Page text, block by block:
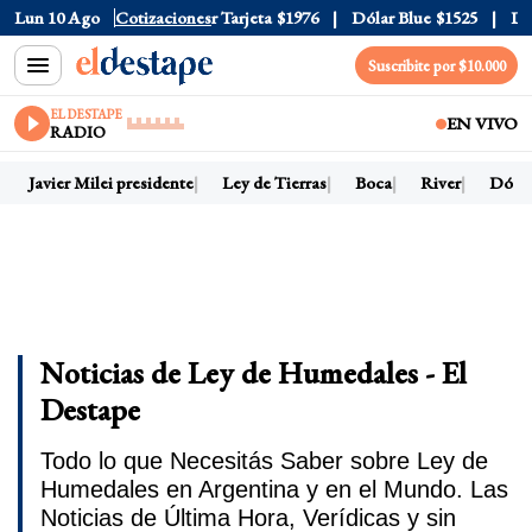
Lun 10 Ago Cotizaciones
Oficial $1520 Dólar Tarjeta $1976 Dólar Blue $1525
Suscribite por $10.000
EL DESTAPE
RADIO EN VIVO
Javier Milei presidente Ley de Tierras Boca River Dólar
Noticias de Ley de Humedales - El
Destape
Todo lo que Necesitás Saber sobre Ley de
Humedales en Argentina y en el Mundo. Las
Noticias de Última Hora, Verídicas y sin